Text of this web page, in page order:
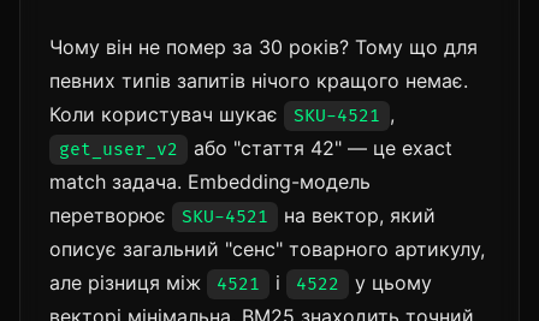
Чому він не помер за 30 років? Тому що для
певних типів запитів нічого кращого немає.
Коли користувач шукає
SKU-4521 ,
get_user_v2
або "стаття 42" — це exact
match задача. Embedding-модель
перетворює
SKU-4521
на вектор, який
описує загальний "сенс" товарного артикулу,
але різниця між
4521 і 4522
у цьому
векторі мінімальна. BM25 знаходить точний